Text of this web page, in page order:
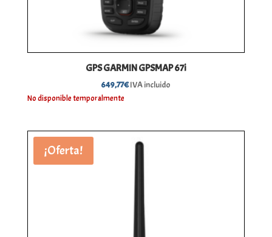
GPS GARMIN GPSMAP 67i
649,77€IVA incluido
No disponible temporalmente
¡Oferta!